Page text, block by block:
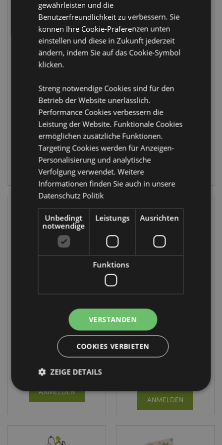
Spooky
Aufklappbarer
Notizblock
MEMO140
1145 auf
Lager
ANMELDEN
WIEDER
VORRÄTIG
Plüsch-Notizbuch
XMEMO141
5136 auf
Lager
Wildtiere Plüsch
A7 Mini Notizbuch
MEMO144
5296 auf
Lager
ANMELDEN
Mini Notizbuch &
4-Farb-
Kugelschreiber
MEMOS10
ANMELDEN
gewährleisten und die
Benutzerfreundlichkeit zu verbessern. Sie
können Ihre Cookie-Präferenzen unten
einstellen und diese in Zukunft jederzeit
ändern, indem Sie auf das Cookie-Symbol
klicken.
Streng notwendige Cookies sind für den
Betrieb der Website unerlässlich.
Performance Cookies verbessern die
Leistung der Website. Funktionale Cookies
ermöglichen zusätzliche Funktionen.
Targeting Cookies werden für Anzeigen-
Personalisierung und analytische
Verfolgung verwendet. Weitere
Informationen finden Sie auch in unsere
Datenschutz Politik
Unbedingt
notwendige
Leistungs Ausrichten
Funktions
VERSTANDEN
COOKIES VERBIETEN
ZEIGE DETAILS
Leistungs
Streng-notwendige-Cookies ermöglichen